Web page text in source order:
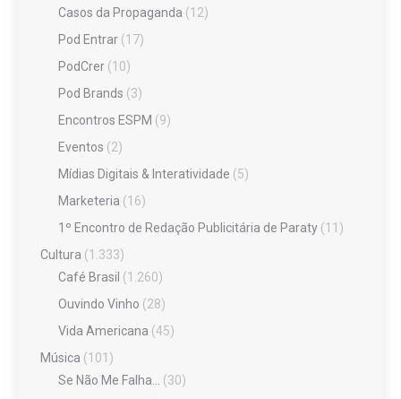
Casos da Propaganda (12)
Pod Entrar (17)
PodCrer (10)
Pod Brands (3)
Encontros ESPM (9)
Eventos (2)
Mídias Digitais & Interatividade (5)
Marketeria (16)
1º Encontro de Redação Publicitária de Paraty (11)
Cultura (1.333)
Café Brasil (1.260)
Ouvindo Vinho (28)
Vida Americana (45)
Música (101)
Se Não Me Falha…
(30)